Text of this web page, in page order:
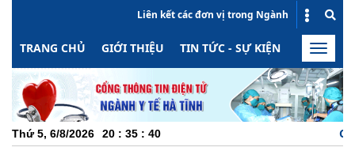
Liên kết các đơn vị trong Ngành
TRANG CHỦ GIỚI THIỆU TIN TỨC - SỰ KIỆN HOẠT
Toggle
Thứ 5, 6/8/2026 20 : 35 : 40